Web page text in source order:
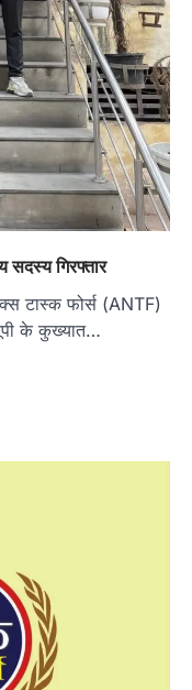
सदस्य गिरफ्तार
टास्क फोर्स (ANTF)
के कुख्यात…